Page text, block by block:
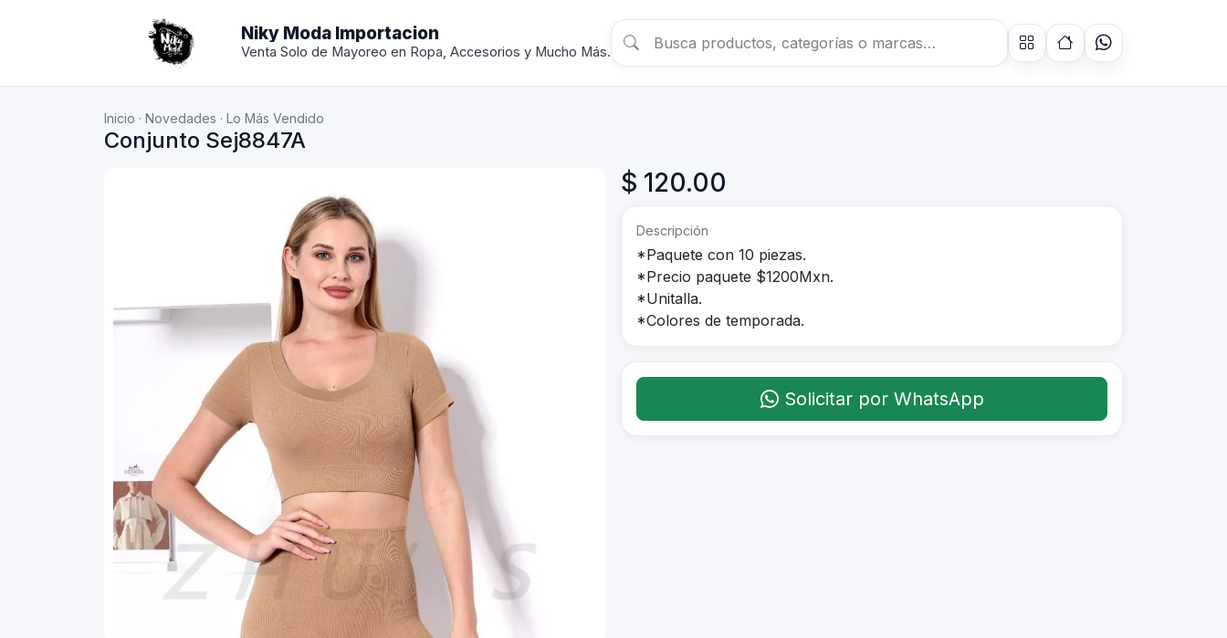
Niky Moda Importacion
Venta Solo de Mayoreo en Ropa, Accesorios y Mucho Más.
Inicio · Novedades · Lo Más Vendido
Conjunto Sej8847A
$ 120.00
Descripción
*Paquete con 10 piezas.
*Precio paquete $1200Mxn.
*Unitalla.
*Colores de temporada.
Solicitar por WhatsApp